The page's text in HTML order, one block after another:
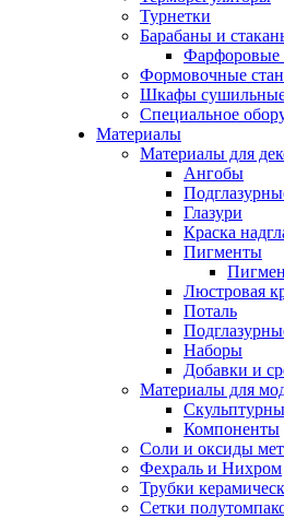
Турнетки
Барабаны и
Фарфоровые
Формовочные
Шкафы
Специальное
Материалы
Материалы для
Ангобы
Глазури
Краска
Пигменты
Люстровая
Поталь
Наборы
Добавки и
Материалы для
Компоненты
Соли и оксиды
Фехраль и Нихром
Трубки
Сетки